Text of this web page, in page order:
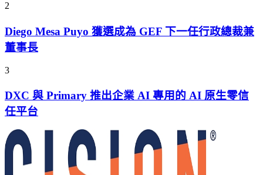
2
Diego Mesa Puyo 獲選成為 GEF 下一任行政總裁兼
董事長
3
DXC 與 Primary 推出企業 AI 專用的 AI 原生零信
任平台